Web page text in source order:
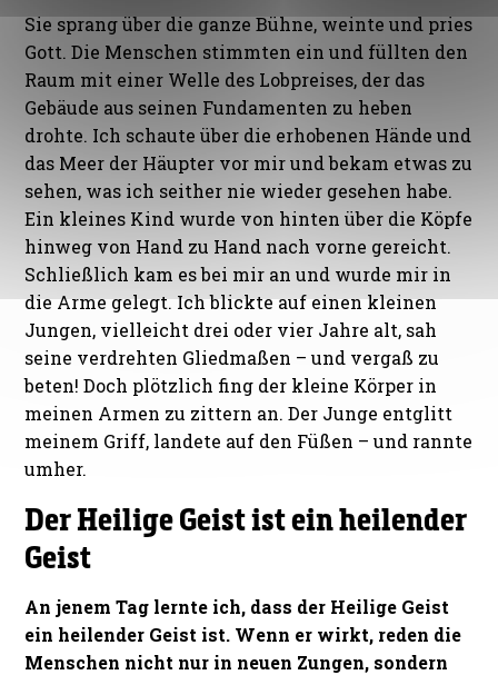
Sie sprang über die ganze Bühne, weinte und pries
Gott. Die Menschen stimmten ein und füllten den
Raum mit einer Welle des Lobpreises, der das
Gebäude aus seinen Fundamenten zu heben
drohte. Ich schaute über die erhobenen Hände und
das Meer der Häupter vor mir und bekam etwas zu
sehen, was ich seither nie wieder gesehen habe.
Ein kleines Kind wurde von hinten über die Köpfe
hinweg von Hand zu Hand nach vorne gereicht.
Schließlich kam es bei mir an und wurde mir in
die Arme gelegt. Ich blickte auf einen kleinen
Jungen, vielleicht drei oder vier Jahre alt, sah
seine verdrehten Gliedmaßen – und vergaß zu
beten! Doch plötzlich fing der kleine Körper in
meinen Armen zu zittern an. Der Junge entglitt
meinem Griff, landete auf den Füßen – und rannte
umher.
Der Heilige Geist ist ein heilender
Geist
An jenem Tag lernte ich, dass der Heilige Geist
ein heilender Geist ist. Wenn er wirkt, reden die
Menschen nicht nur in neuen Zungen, sondern